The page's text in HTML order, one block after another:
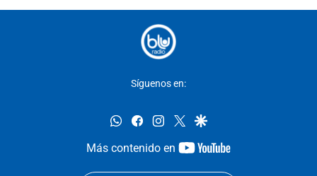
Síguenos en:
whatsappfacebookinstagram
twittergoogle
Más contenido en
youtube-